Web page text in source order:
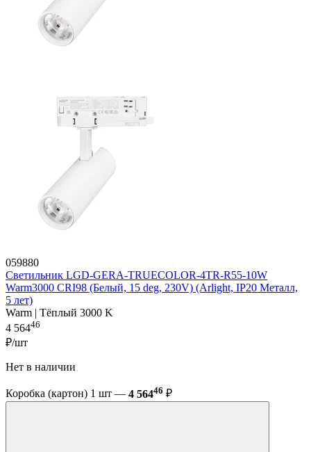
059880
Светильник LGD-GERA-TRUECOLOR-4TR-R55-10W
Warm3000 CRI98 (Белый, 15 deg, 230V) (Arlight, IP20 Металл,
5 лет)
Warm | Тёплый 3000 K
4 56446
₽/шт
Нет в наличии
Коробка (картон) 1 шт — 4 56446 ₽